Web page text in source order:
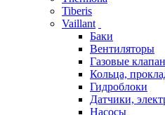
Tiberis
Vaillant
Баки
Вентиляторы
Газовые
Кольца,
Гидроблоки
Датчики,
Насосы